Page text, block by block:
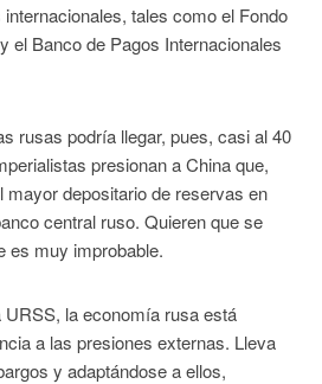
tales como el Fondo
el Banco de Pagos Internacionales
rusas podría llegar, pues, casi al 40
presionan a China que,
mayor depositario de reservas en
central ruso. Quieren que se
es muy improbable.
la economía rusa está
a las presiones externas. Lleva
y adaptándose a ellos,